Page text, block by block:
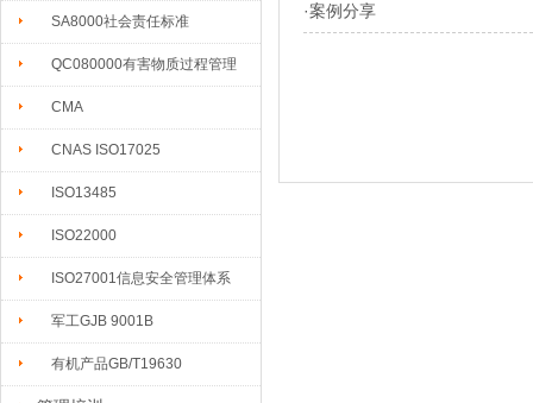
SA8000社会责任标准
QC080000有害物质过程管理
CMA
CNAS ISO17025
ISO13485
ISO22000
ISO27001信息安全管理体系
军工GJB 9001B
有机产品GB/T19630
·案例分享